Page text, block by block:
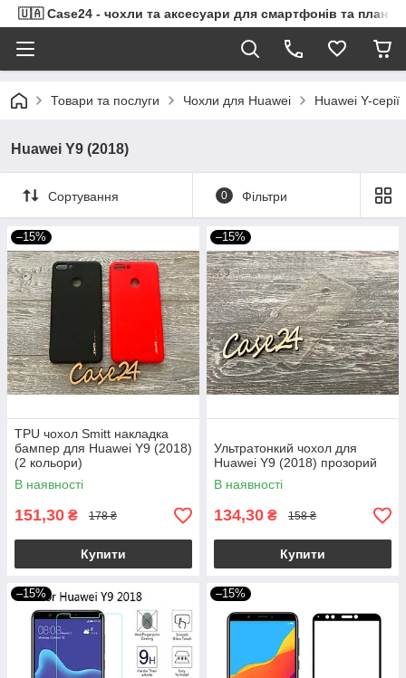
🇺🇦 Case24 - чохли та аксесуари для смартфонів та
Товари та послуги Чохли для Huawei Huawei Y-серії
Huawei Y9 (2018)
Сортування 0 Фільтри
–15%
TPU чохол Smitt накладка
бампер для Huawei Y9 (2018)
(2 кольори)
В наявності
151,30 ₴ 178 ₴
Купити
–15%
Ультратонкий чохол для
Huawei Y9 (2018) прозорий
В наявності
134,30 ₴ 158 ₴
Купити
–15% –15%